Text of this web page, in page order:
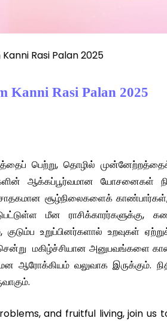
Rasi Palan 2025
Kanni Rasi Palan 2025
பெற்று, தொழில்
ஆக்கப்பூர்வமான யோசனைகள்
சூழ்நிலைகளைக்
மீன ராசிக்காரர்களுக்கு,
உறுப்பினர்களால் உறவுகள்
மகிழ்ச்சியான அனுபவங்களை
ஆரோக்கியம் வலுவாக இருக்கும்.
and fruitful living, join us